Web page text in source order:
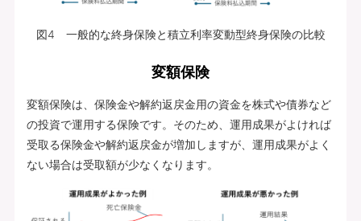
図4 一般的な終身保険と積立利率変動型終身保険の比較
変額保険
変額保険は、保険金や解約返戻金用の資金を株式や債券など
の投資で運用する保険です。そのため、運用成果がよければ
受取る保険金や解約返戻金が増加しますが、運用成果がよく
ない場合は受取額が少なくなります。